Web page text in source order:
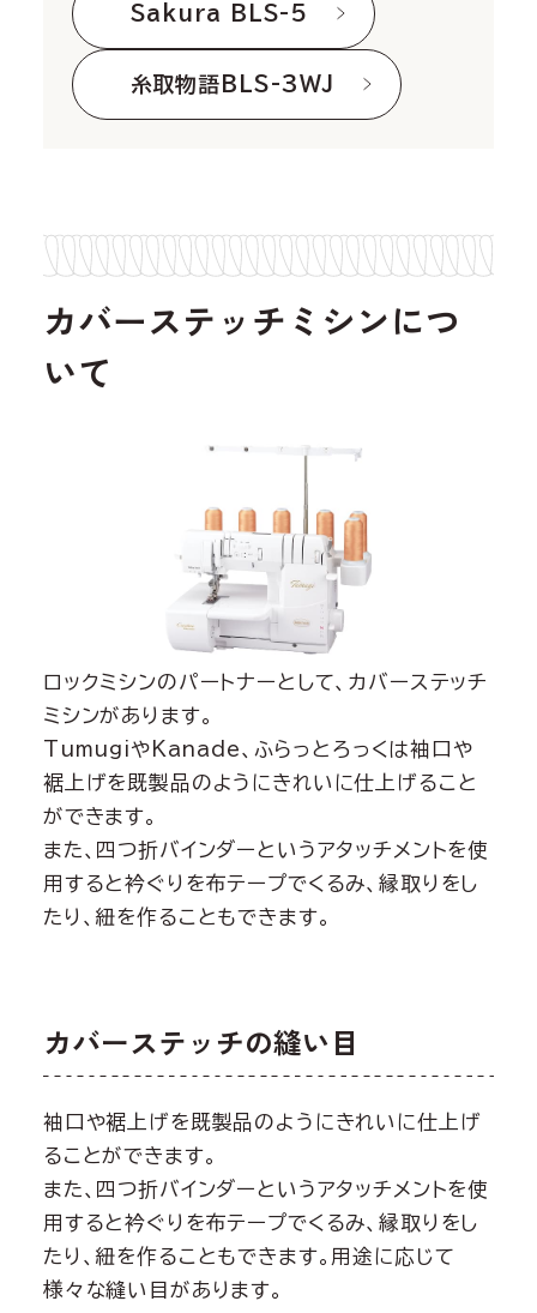
Sakura BLS-5
糸取物語BLS-3WJ
カバーステッチミシンにつ
いて
ロックミシンのパートナーとして、カバーステッチ
ミシンがあります。
TumugiやKanade、ふらっとろっくは袖口や
裾上げを既製品のようにきれいに仕上げること
ができます。
また、四つ折バインダーというアタッチメントを使
用すると衿ぐりを布テープでくるみ、縁取りをし
たり、紐を作ることもできます。
カバーステッチの縫い目
袖口や裾上げを既製品のようにきれいに仕上げ
ることができます。
また、四つ折バインダーというアタッチメントを使
用すると衿ぐりを布テープでくるみ、縁取りをし
たり、紐を作ることもできます。用途に応じて
様々な縫い目があります。